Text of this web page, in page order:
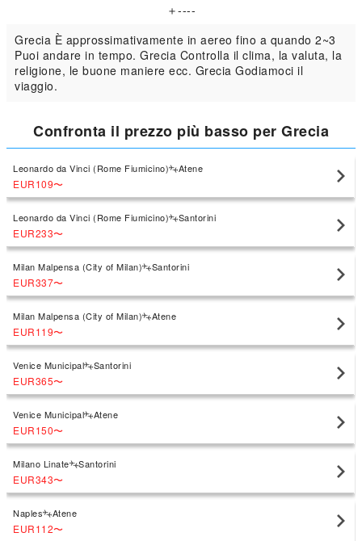
＋----
Grecia È approssimativamente in aereo fino a quando 2~3
Puoi andare in tempo. Grecia Controlla il clima, la valuta, la
religione, le buone maniere ecc. Grecia Godiamoci il
viaggio.
Confronta il prezzo più basso per Grecia
Leonardo da Vinci (Rome Fiumicino) Atene
EUR109〜
Leonardo da Vinci (Rome Fiumicino) Santorini
EUR233〜
Milan Malpensa (City of Milan) Santorini
EUR337〜
Milan Malpensa (City of Milan) Atene
EUR119〜
Venice Municipal Santorini
EUR365〜
Venice Municipal Atene
EUR150〜
Milano Linate Santorini
EUR343〜
Naples Atene
EUR112〜